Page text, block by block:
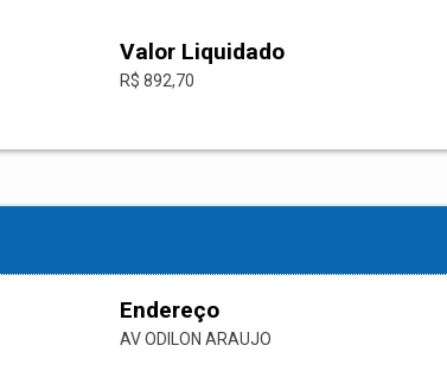
Valor Liquidado
R$ 892,70
Endereço
AV ODILON ARAUJO